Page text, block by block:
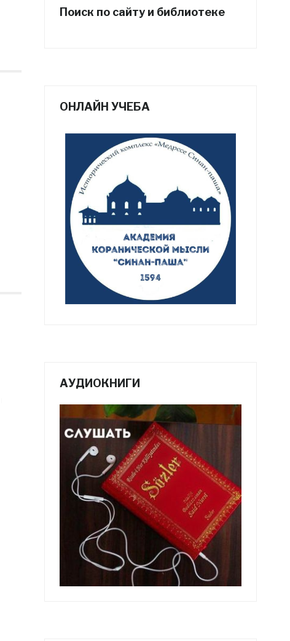
Поиск по сайту и библиотеке
ОНЛАЙН УЧЕБА
АУДИОКНИГИ